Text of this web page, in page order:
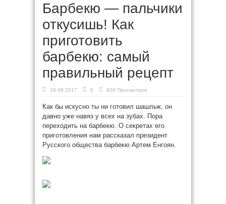
Барбекю — пальчики
откусишь! Как
приготовить
барбекю: самый
правильный рецепт
18.08.2017 0 926 Просмотров
Как бы искусно ты ни готовил шашлык, он
давно уже навяз у всех на зубах. Пора
переходить на барбекю. О секретах его
приготовления нам рассказал президент
Русского общества барбекю Артем Енгоян.